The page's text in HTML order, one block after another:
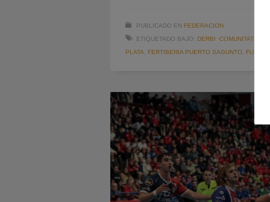
PUBLICADO EN FEDERACION
ETIQUETADO BAJO: DERBI
PLATA, FERTIBERIA PUERTO SAGUNTO,